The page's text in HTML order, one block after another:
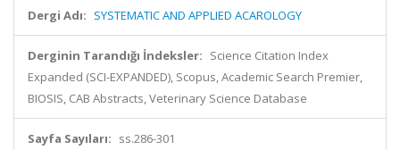
Dergi Adı: SYSTEMATIC AND APPLIED ACAROLOGY
Derginin Tarandığı İndeksler: Science Citation Index
Expanded (SCI-EXPANDED), Scopus, Academic Search Premier,
BIOSIS, CAB Abstracts, Veterinary Science Database
Sayfa Sayıları: ss.286-301